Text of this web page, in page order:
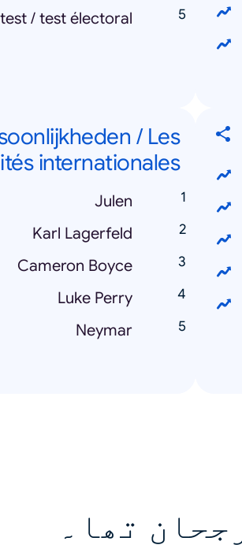
/ test électoral
/ Les
internationales
Julen
Karl Lagerfeld
Cameron Boyce
Luke Perry
Neymar
تھا۔